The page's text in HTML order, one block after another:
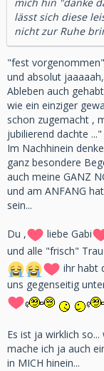
lässt sich diese
nicht zur Ruhe
"fest vorgenommen"
und absolut
Ableben auch
wie ein einziger
schon zugemacht ,
jubilierend dachte
Im Nachhinein
ganz besondere
auch meine GANZ
und am ANFANG
sein...
Du ,
liebe Gabi
und alle "frisch"
ihr habt
uns gegenseitig
Es ist ja wirklich so...
mache ich ja auch
in MICH hinein...